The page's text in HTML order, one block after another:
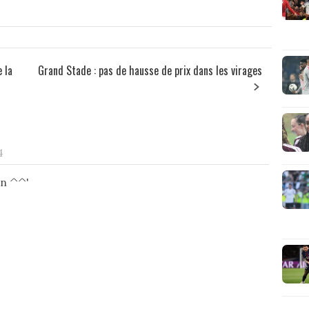
la Grand Stade : pas de hausse de prix dans les virages
^^'